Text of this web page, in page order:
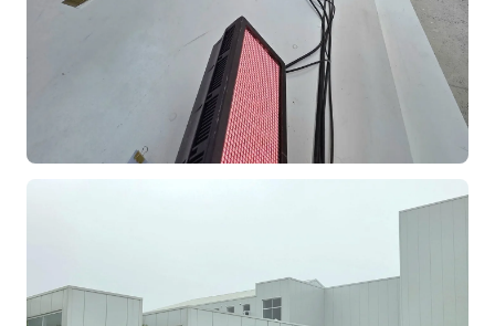
박혜랑
오미영
이상미